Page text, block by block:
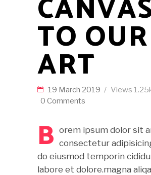
TO OUR
ART
19 March 2019 Views
0 Comments
B orem ipsum dolor sit
consectetur
do eiusmod temporin
labore et dolore.magna